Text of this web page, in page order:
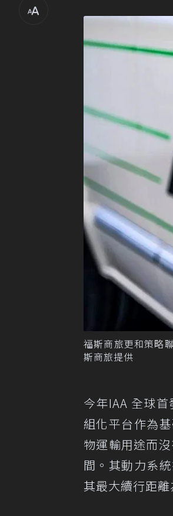
福斯商旅更和策略
斯商旅提供
今年IAA 全球
組化平台作為
物運輸用途而
間。其動力系
其最大續行距